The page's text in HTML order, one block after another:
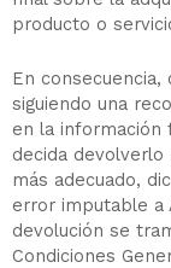
producto o
En
siguiendo una
en la
decida
más adecuado,
error imputable a
devolución se
Condiciones